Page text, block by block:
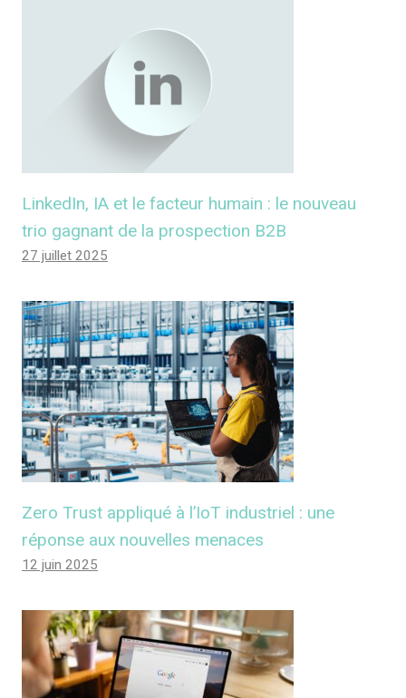
LinkedIn, IA et le facteur humain : le nouveau
trio gagnant de la prospection B2B
27 juillet 2025
Zero Trust appliqué à l’IoT industriel : une
réponse aux nouvelles menaces
12 juin 2025